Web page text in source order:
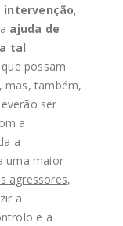
intervenção,
ajuda de
tal
possam
, mas, também,
ser
a
a
uma maior
agressores,
a
e a